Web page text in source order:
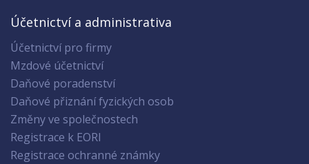
Účetnictví a administrativa
Účetnictví pro firmy
Mzdové účetnictví
Daňové poradenství
Daňové přiznání fyzických osob
Změny ve společnostech
Registrace k EORI
Registrace ochranné známky